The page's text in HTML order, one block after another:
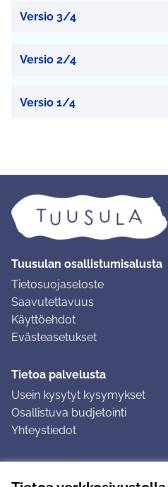
Versio 3/4
Versio 2/4
Versio 1/4
Tuusulan osallistumisalusta
Tietosuojaseloste
Saavutettavuus
Käyttöehdot
Evästeasetukset
Tietoa palvelusta
Usein kysytyt kysymykset
Osallistuva budjetointi
Yhteystiedot